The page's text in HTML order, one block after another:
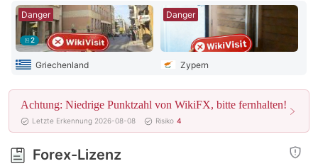
4
5
6
7
8
9
8
9
2
Danger
Griechenland
Danger
Zypern
Achtung: Niedrige Punktzahl von WikiFX, bitte fernhalten!
Letzte Erkennung 2026-08-08 Risiko 4
Forex-Lizenz